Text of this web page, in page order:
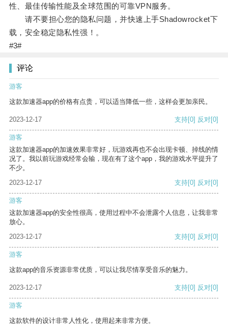
性、最佳传输性能及全球范围的可靠VPN服务。
请不要担心您的隐私问题，并快速上手Shadowrocket下
载，安全稳定隐私性强！。
#3#
评论
游客
这款加速器app的价格有点贵，可以适当降低一些，这样会更加亲民。
2023-12-17 支持[0] 反对[0]
游客
这款加速器app的加速效果非常好，玩游戏再也不会出现卡顿、掉线的情
况了。我以前玩游戏经常会输，现在有了这个app，我的游戏水平提升了
不少。
2023-12-17
支持[0] 反对[0]
游客
这款加速器app的安全性很高，使用过程中不会泄露个人信息，让我非常
放心。
2023-12-17
支持[0] 反对[0]
游客
这款app的音乐资源非常优质，可以让我尽情享受音乐的魅力。
2023-12-17 支持[0] 反对[0]
游客
这款软件的设计非常人性化，使用起来非常方便。